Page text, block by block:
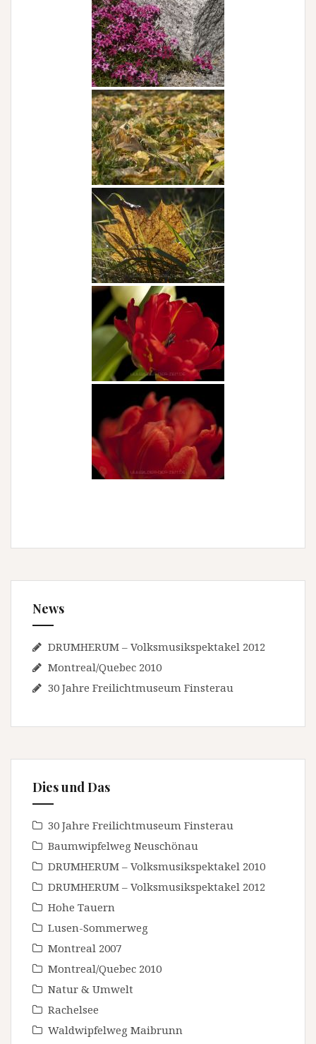
News
DRUMHERUM – Volksmusikspektakel 2012
Montreal/Quebec 2010
30 Jahre Freilichtmuseum Finsterau
Dies und Das
30 Jahre Freilichtmuseum Finsterau
Baumwipfelweg Neuschönau
DRUMHERUM – Volksmusikspektakel 2010
DRUMHERUM – Volksmusikspektakel 2012
Hohe Tauern
Lusen-Sommerweg
Montreal 2007
Montreal/Quebec 2010
Natur & Umwelt
Rachelsee
Waldwipfelweg Maibrunn